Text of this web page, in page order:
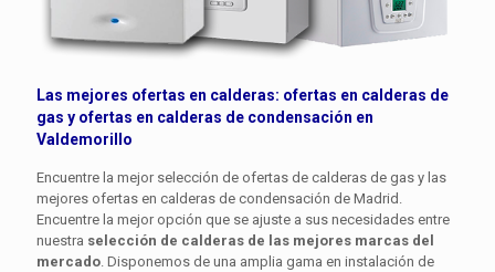
Las mejores ofertas en calderas: ofertas en calderas de
gas y ofertas en calderas de condensación en
Valdemorillo
Encuentre la mejor selección de ofertas de calderas de gas y las
mejores ofertas en calderas de condensación de Madrid.
Encuentre la mejor opción que se ajuste a sus necesidades entre
nuestra selección de calderas de las mejores marcas del
mercado . Disponemos de una amplia gama en instalación de